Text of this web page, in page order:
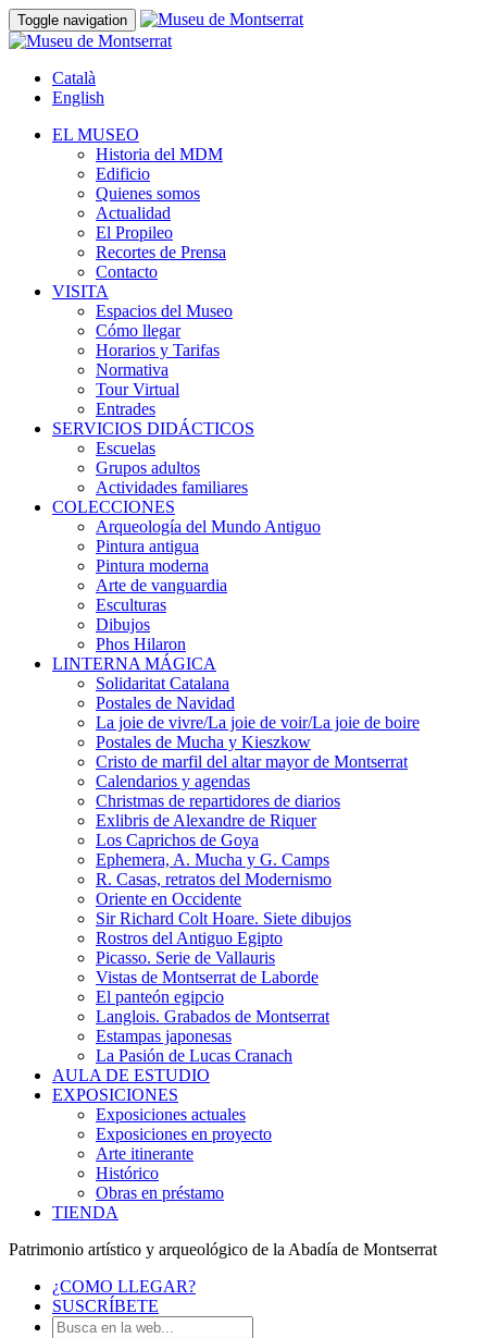
Toggle navigation
Català
English
EL MUSEO
Historia del MDM
Edificio
Quienes somos
Actualidad
El Propileo
Recortes de Prensa
Contacto
VISITA
Espacios del Museo
Cómo llegar
Horarios y Tarifas
Normativa
Tour Virtual
Entrades
SERVICIOS DIDÁCTICOS
Escuelas
Grupos adultos
Actividades familiares
COLECCIONES
Arqueología del Mundo Antiguo
Pintura antigua
Pintura moderna
Arte de vanguardia
Esculturas
Dibujos
Phos Hilaron
LINTERNA MÁGICA
Solidaritat Catalana
Postales de Navidad
La joie de vivre/La joie de voir/La joie de boire
Postales de Mucha y Kieszkow
Cristo de marfil del altar mayor de Montserrat
Calendarios y agendas
Christmas de repartidores de diarios
Exlibris de Alexandre de Riquer
Los Caprichos de Goya
Ephemera, A. Mucha y G. Camps
R. Casas, retratos del Modernismo
Oriente en Occidente
Sir Richard Colt Hoare. Siete dibujos
Rostros del Antiguo Egipto
Picasso. Serie de Vallauris
Vistas de Montserrat de Laborde
El panteón egipcio
Langlois. Grabados de Montserrat
Estampas japonesas
La Pasión de Lucas Cranach
AULA DE ESTUDIO
EXPOSICIONES
Exposiciones actuales
Exposiciones en proyecto
Arte itinerante
Histórico
Obras en préstamo
TIENDA
Patrimonio artístico y arqueológico de la Abadía de Montserrat
¿COMO LLEGAR?
SUSCRÍBETE